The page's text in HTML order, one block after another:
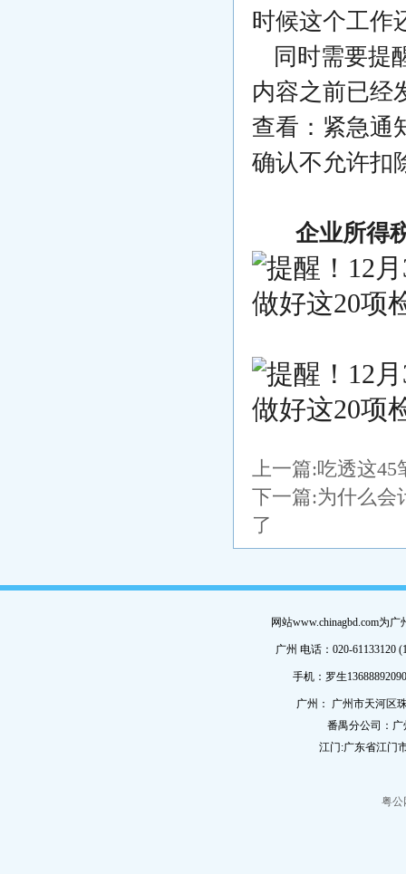
时候这个工作
同时需要提
内容之前已经
查看：紧急通
确认不允许扣
企业所得
上一篇:吃透这45
下一篇:为什么会
了
网站www.chinagbd.com为
广州 电话：020-61133120
手机：罗生
广州： 广州市天河区
番禺分公司：
江门:广东省江门
粤公